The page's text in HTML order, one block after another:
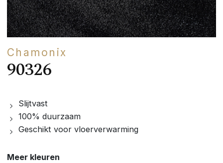
Chamonix
90326
Slijtvast
100% duurzaam
Geschikt voor vloerverwarming
Meer kleuren